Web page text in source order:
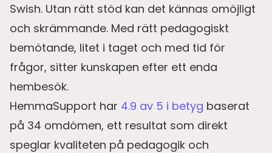
Swish. Utan rätt stöd kan det kännas omöjligt
och skrämmande. Med rätt pedagogiskt
bemötande, litet i taget och med tid för
frågor, sitter kunskapen efter ett enda
hembesök.
HemmaSupport har 4.9 av 5 i betyg baserat
på 34 omdömen, ett resultat som direkt
speglar kvaliteten på pedagogik och